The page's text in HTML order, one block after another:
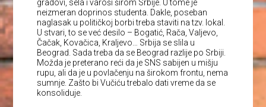
gradovi, sela i varoši širom Srbije. U tome je
neizmeran doprinos studenta. Dakle, poseban
naglasak u političkoj borbi treba staviti na tzv. lokal.
U stvari, to se već desilo – Bogatić, Rača, Valjevo,
Čačak, Kovačica, Kraljevo… Srbija se slila u
Beograd. Sada treba da se Beograd razlije po Srbiji.
Možda je preterano reći da je SNS sabijen u mišju
rupu, ali da je u povlačenju na širokom frontu, nema
sumnje. Zašto bi Vučiću trebalo dati vreme da se
konsoliduje.